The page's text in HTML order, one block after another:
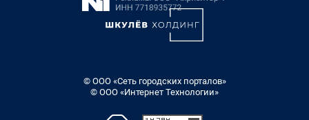
© ООО «Сеть городских порталов»
© ООО «Интернет Технологии»